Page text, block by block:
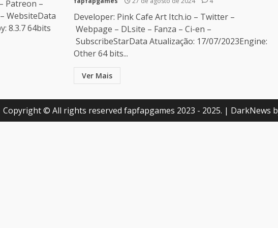
Patreon –
WebsiteData
8.3.7 64bits
Developer: Pink Cafe Art Itch.io – Twitter –
Webpage – DLsite – Fanza – Ci-en –
SubscribeStarData Atualização: 17/07/2023Engine:
Other 64 bits...
Ver Mais
Copyright © All rights reserved fapfapgames 2023 - 2025. | DarkNews